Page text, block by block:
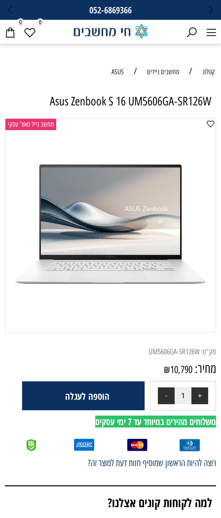
052-6869366
0 0
קטלוג / מחשבים ניידים /
ASUS
Asus Zenbook S 16 UM5606GA-SR126W
מחשב נייד טאצ' עסקי
מק"ט: UM5606GA-SR126W
מחיר: ₪10,790
הוספה לעגלה
משלוחים מהירים במיוחד עד 7 ימי עסקים
רוצה להיות הראשון שמוסיף חוות דעת למוצר זה?
למה לקוחות קונים אצלנו?